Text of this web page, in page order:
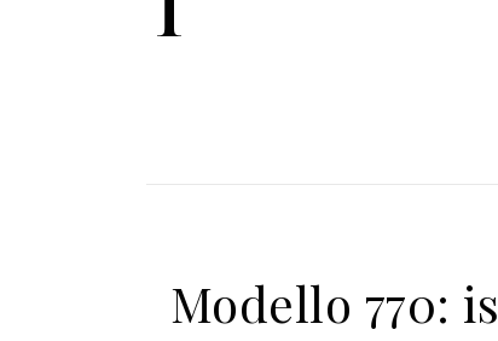
Modello 770: